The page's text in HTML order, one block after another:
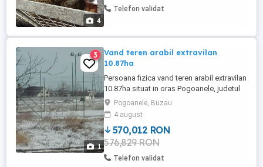
4
Telefon validat
1
3
Vand teren arabil extravilan
10.87ha
Persoana fizica vand teren arabil extravilan
10.87ha situat in oras Pogoanele, judetul
Buzau.Pogoanele, Buzau
4 august
570,012 RON
576,829 RON
Telefon validat